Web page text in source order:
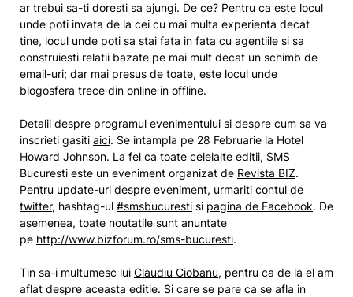
ar trebui sa-ti doresti sa ajungi. De ce? Pentru ca este locul
unde poti invata de la cei cu mai multa experienta decat
tine, locul unde poti sa stai fata in fata cu agentiile si sa
construiesti relatii bazate pe mai mult decat un schimb de
email-uri; dar mai presus de toate, este locul unde
blogosfera trece din online in offline.
Detalii despre programul evenimentului si despre cum sa va
inscrieti gasiti aici. Se intampla pe 28 Februarie la Hotel
Howard Johnson. La fel ca toate celelalte editii, SMS
Bucuresti este un eveniment organizat de Revista BIZ.
Pentru update-uri despre eveniment, urmariti contul de
twitter, hashtag-ul #smsbucuresti si pagina de Facebook. De
asemenea, toate noutatile sunt anuntate
pe http://www.bizforum.ro/sms-bucuresti.
Tin sa-i multumesc lui Claudiu Ciobanu, pentru ca de la el am
aflat despre aceasta editie. Si care se pare ca se afla in